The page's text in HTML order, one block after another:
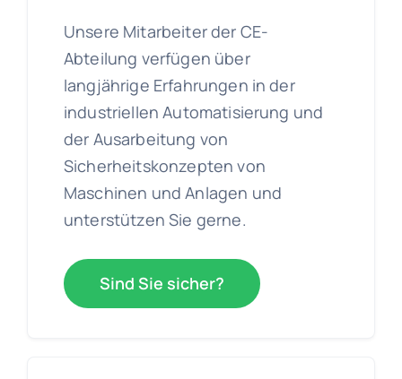
Unsere Mitarbeiter der CE-
Abteilung verfügen über
langjährige Erfahrungen in der
industriellen Automatisierung und
der Ausarbeitung von
Sicherheitskonzepten von
Maschinen und Anlagen und
unterstützen Sie gerne.
Sind Sie sicher?